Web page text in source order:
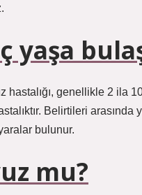
yaşa
hastalığı, genellikle 2 ila
Belirtileri arasında
bulunur.
mu?